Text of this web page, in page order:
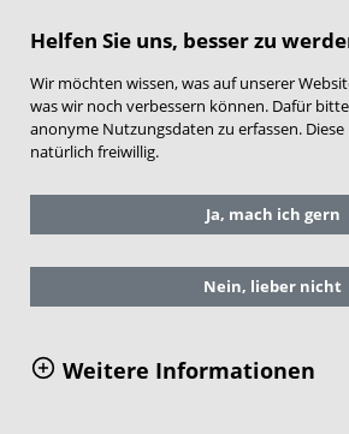
Helfen Sie uns, besser zu
Wir möchten wissen, was auf unserer
was wir noch verbessern können. Dafür
anonyme Nutzungsdaten zu erfassen.
natürlich freiwillig.
Ja, mach ich gern
Nein, lieber nicht
Weitere Informationen
Sie befinden sich hier:
Kursbuch